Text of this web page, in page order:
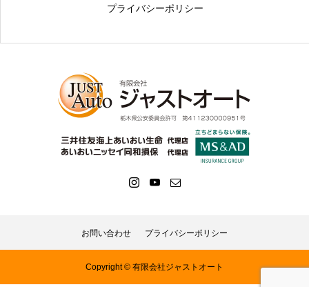
プライバシーポリシー
お問い合わせ プライバシーポリシー
Copyright © 有限会社ジャストオート